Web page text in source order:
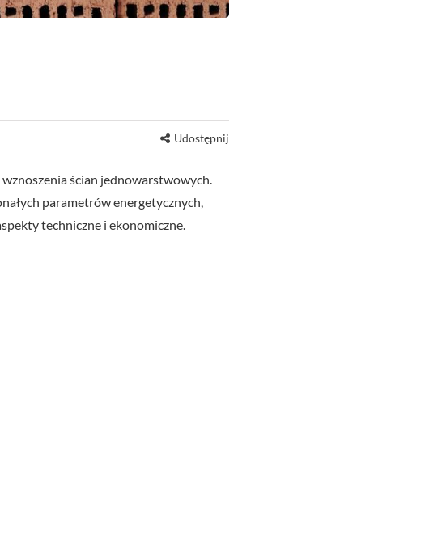
Udostępnij
ścian jednowarstwowych.
parametrów energetycznych,
techniczne i ekonomiczne.